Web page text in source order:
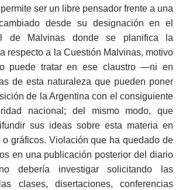
ser un libre pensador frente a una
desde su designación en el
de Malvinas donde se planifica la
respecto a la Cuestión Malvinas, motivo
puede tratar en ese claustro —ni en
de esta naturaleza que pueden poner
de la Argentina con el consiguiente
nacional; del mismo modo, que
sus ideas sobre esta materia en
gráficos. Violación que ha quedado de
en una publicación posterior del diario
debería investigar solicitando las
clases, disertaciones, conferencias